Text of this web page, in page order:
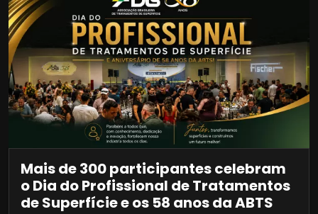
Mais de 300 participantes celebram
o Dia do Profissional de Tratamentos
de Superfície e os 58 anos da ABTS